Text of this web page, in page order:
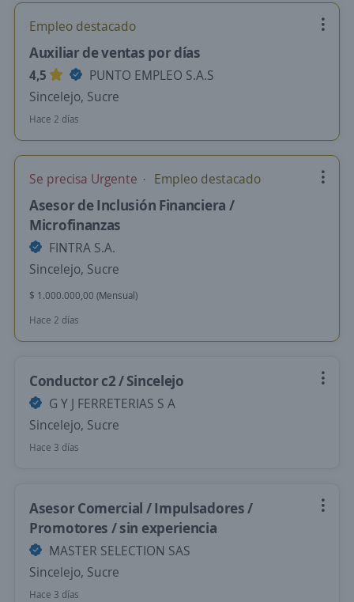
Empleo destacado
Auxiliar de ventas por días
4,5
PUNTO EMPLEO S.A.S
Sincelejo, Sucre
Hace 2 días
Se precisa Urgente Empleo destacado
Asesor de Inclusión Financiera /
Microfinanzas
FINTRA S.A.
Sincelejo, Sucre
$ 1.000.000,00 (Mensual)
Hace 2 días
Conductor c2 / Sincelejo
G Y J FERRETERIAS S A
Sincelejo, Sucre
Hace 3 días
Asesor Comercial / Impulsadores /
Promotores / sin experiencia
MASTER SELECTION SAS
Sincelejo, Sucre
Hace 3 días